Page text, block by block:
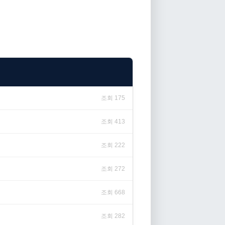
조회 175
조회 413
조회 222
조회 272
조회 668
조회 282